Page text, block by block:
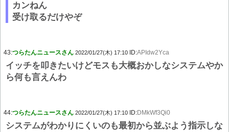
カンねん
受け取るだけやぞ
43:つらたんニュースさん 2022/01/27(木) 17:10 ID:APIdw2Yca
イッチを叩きたいけどモスも大概おかしなシステムやか
ら何も言えんわ
44:つらたんニュースさん 2022/01/27(木) 17:10 ID:DMkWf3Qi0
システムがわかりにくいのも最初から並ぶよう指示しな